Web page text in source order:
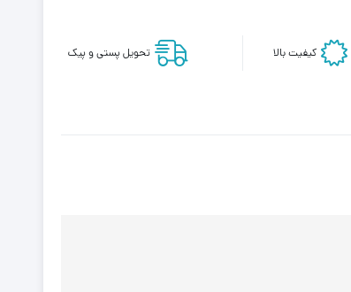
کیفیت بالا تحویل پستی و پیک